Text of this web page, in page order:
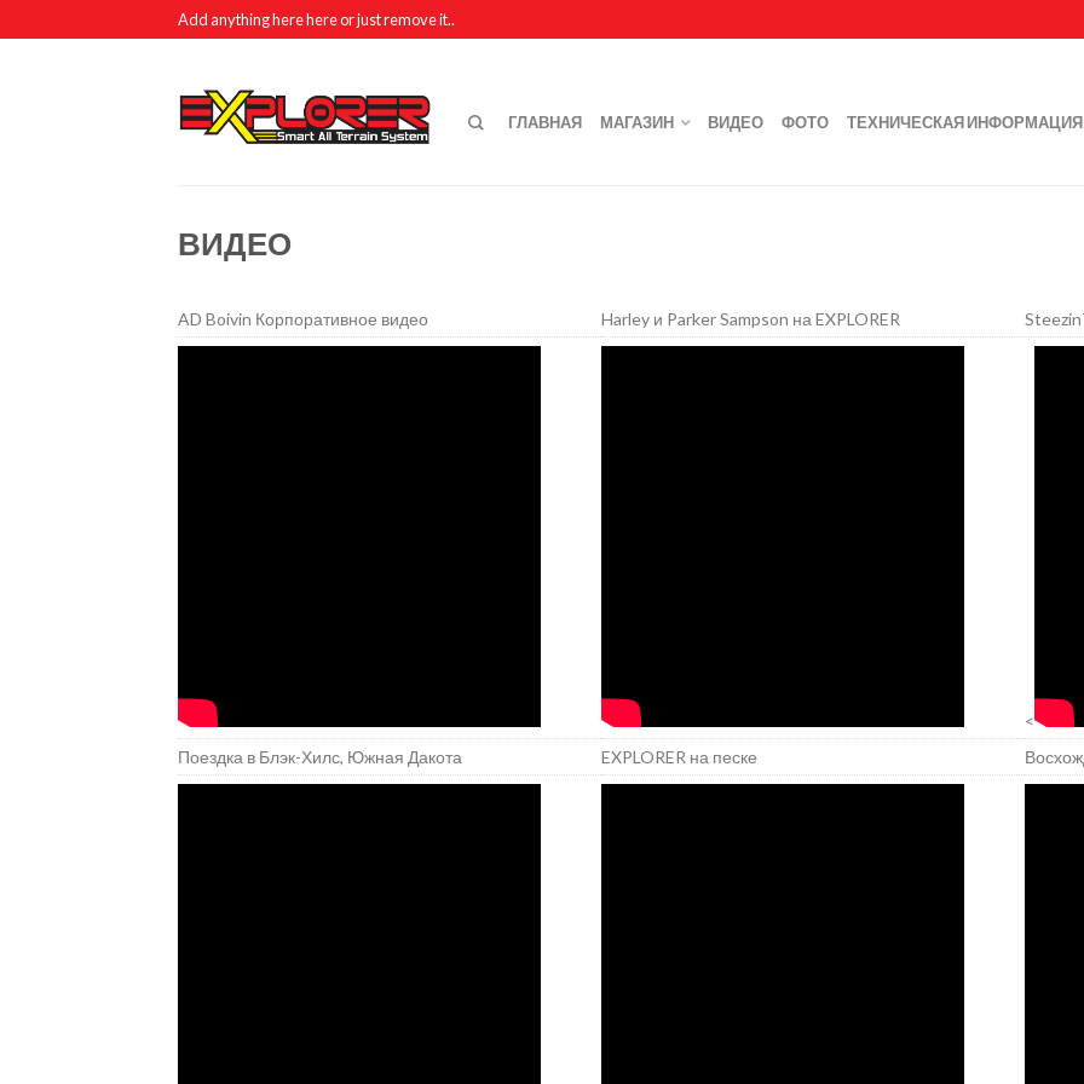
Add anything here here or just remove it..
ГЛАВНАЯ МАГАЗИН ВИДЕО ФОТО ТЕХНИЧЕСКАЯ ИНФОРМАЦИЯ
ВИДЕО
AD Boivin Корпоративное видео Harley и Parker Sampson на EXPLORER
<
Поездка в Блэк-Хилс, Южная Дакота
EXPLORER на песке